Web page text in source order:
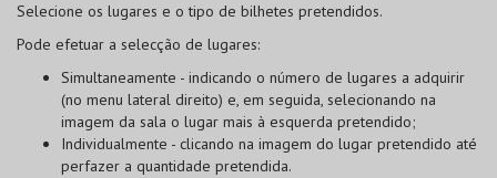
Selecione os lugares e o tipo de bilhetes pretendidos.
Pode efetuar a selecção de lugares:
Simultaneamente - indicando o número de lugares a adquirir
(no menu lateral direito) e, em seguida, selecionando na
imagem da sala o lugar mais à esquerda pretendido;
Individualmente - clicando na imagem do lugar pretendido até
perfazer a quantidade pretendida.